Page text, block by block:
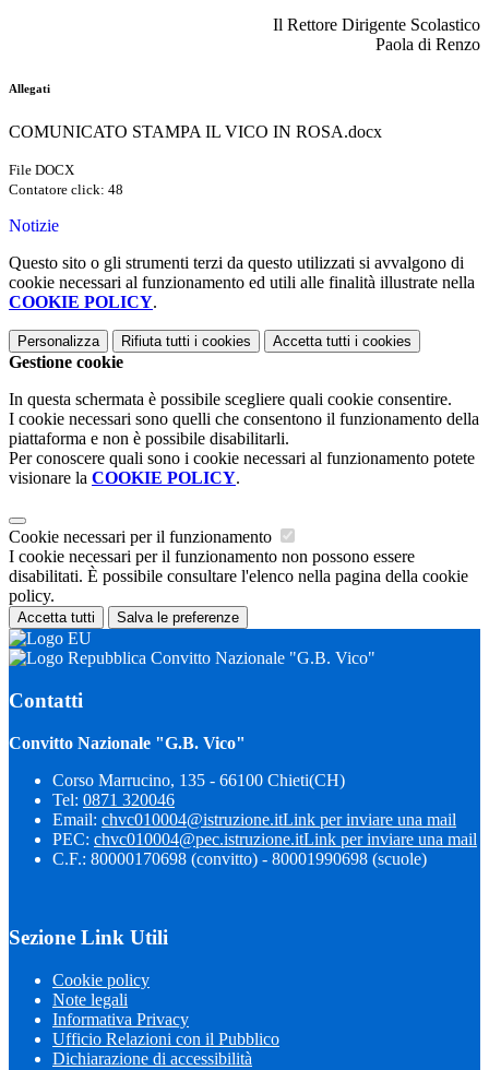
Il Rettore Dirigente Scolastico
Paola di Renzo
Allegati
COMUNICATO STAMPA IL VICO IN ROSA.docx
File DOCX
Contatore click: 48
Notizie
Questo sito o gli strumenti terzi da questo utilizzati si avvalgono di
cookie necessari al funzionamento ed utili alle finalità illustrate nella
COOKIE POLICY.
Personalizza Rifiuta tutti i cookies Accetta tutti i cookies
Gestione cookie
In questa schermata è possibile scegliere quali cookie consentire.
I cookie necessari sono quelli che consentono il funzionamento della
piattaforma e non è possibile disabilitarli.
Per conoscere quali sono i cookie necessari al funzionamento potete
visionare la COOKIE POLICY.
Cookie necessari per il funzionamento
I cookie necessari per il funzionamento non possono essere
disabilitati. È possibile consultare l'elenco nella pagina della cookie
policy.
Accetta tutti Salva le preferenze
Convitto Nazionale "G.B. Vico"
Contatti
Convitto Nazionale "G.B. Vico"
Corso Marrucino, 135 - 66100 Chieti(CH)
Tel: 0871 320046
Email: chvc010004@istruzione.itLink per inviare una mail
PEC: chvc010004@pec.istruzione.itLink per inviare una mail
C.F.: 80000170698 (convitto) - 80001990698 (scuole)
Sezione Link Utili
Cookie policy
Note legali
Informativa Privacy
Ufficio Relazioni con il Pubblico
Dichiarazione di accessibilità